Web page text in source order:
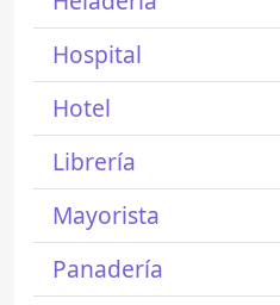
Hospital
Hotel
Librería
Mayorista
Panadería